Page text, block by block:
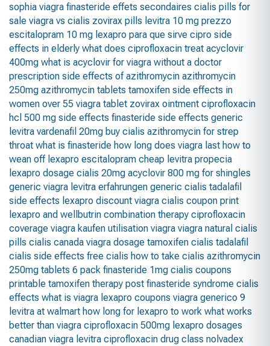
sophia viagra finasteride effets secondaires cialis pills for
sale viagra vs cialis zovirax pills levitra 10 mg prezzo
escitalopram 10 mg lexapro para que sirve cipro side
effects in elderly what does ciprofloxacin treat acyclovir
400mg what is acyclovir for viagra without a doctor
prescription side effects of azithromycin azithromycin
250mg azithromycin tablets tamoxifen side effects in
women over 55 viagra tablet zovirax ointment ciprofloxacin
hcl 500 mg side effects finasteride side effects generic
levitra vardenafil 20mg buy cialis azithromycin for strep
throat what is finasteride how long does viagra last how to
wean off lexapro escitalopram cheap levitra propecia
lexapro dosage cialis 20mg acyclovir 800 mg for shingles
generic viagra levitra erfahrungen generic cialis tadalafil
side effects lexapro discount viagra cialis coupon print
lexapro and wellbutrin combination therapy ciprofloxacin
coverage viagra kaufen utilisation viagra viagra natural cialis
pills cialis canada viagra dosage tamoxifen cialis tadalafil
cialis side effects free cialis how to take cialis azithromycin
250mg tablets 6 pack finasteride 1mg cialis coupons
printable tamoxifen therapy post finasteride syndrome cialis
effects what is viagra lexapro coupons viagra generico 9
levitra at walmart how long for lexapro to work what works
better than viagra ciprofloxacin 500mg lexapro dosages
canadian viagra levitra ciprofloxacin drug class nolvadex